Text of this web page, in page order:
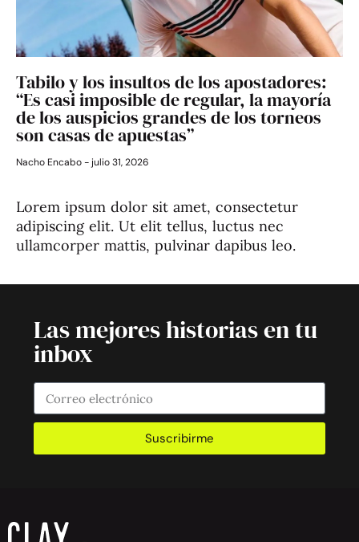
Tabilo y los insultos de los apostadores:
“Es casi imposible de regular, la mayoría
de los auspicios grandes de los torneos
son casas de apuestas”
Nacho Encabo julio 31, 2026
Lorem ipsum dolor sit amet, consectetur
adipiscing elit. Ut elit tellus, luctus nec
ullamcorper mattis, pulvinar dapibus leo.
Las mejores historias en tu
inbox
Suscribirme